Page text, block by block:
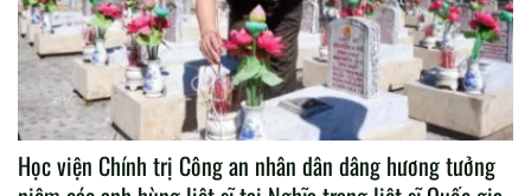
Học viện Chính trị Công an nhân dân dâng hương tưởng